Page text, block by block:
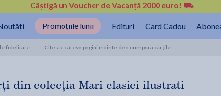
Câștigă un Voucher de Vacanță 2000 euro! ⛟
Promoțiile lunii Edituri Card Cadou
fidelitate Citeste câteva pagini înainte de a cumpăra cărțile
din colecția Mari clasici ilustrati